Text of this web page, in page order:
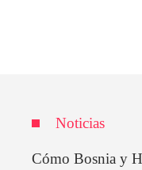
Noticias
Cómo Bosnia y